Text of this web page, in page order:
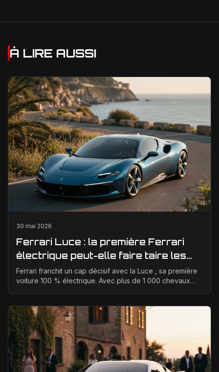
À LIRE AUSSI
30 mai 2026
Ferrari Luce : la première Ferrari
électrique peut-elle faire taire les
critiques sur son design ?
Ferrari franchit un cap décisif avec la Luce , sa première
voiture 100 % électrique. Avec plus de 1 000 chevaux